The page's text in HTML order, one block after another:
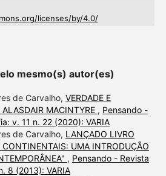
licenses/by/4.0/
mesmo(s) autor(es)
de Carvalho, VERDADE E
MACINTYRE , Pensando -
v. 11 n. 22 (2020): VARIA
de Carvalho, LANÇADO LIVRO
UMA INTRODUÇÃO
, Pensando - Revista
8 (2013): VARIA